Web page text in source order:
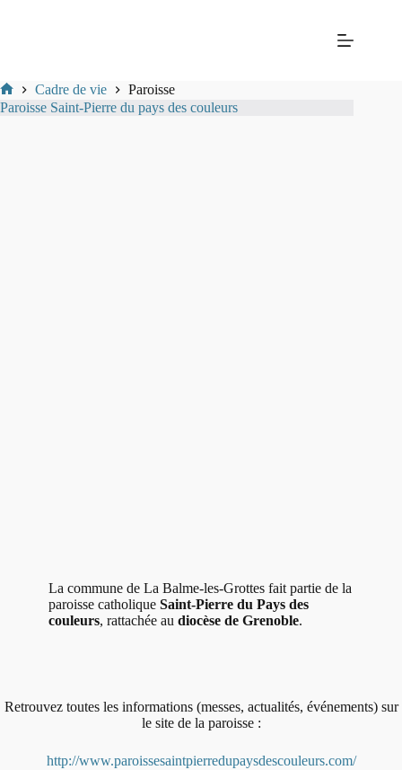
Mairie
Cadre de vie
Paroisse
Paroisse Saint-Pierre du pays des couleurs​
La commune de La Balme-les-Grottes fait partie de la
paroisse catholique Saint-Pierre du Pays des
couleurs, rattachée audiocèse de Grenoble.
Retrouvez toutes les informations (messes, actualités, événements) sur
le site de la paroisse :
http://www.paroissesaintpierredupaysdescouleurs.com/